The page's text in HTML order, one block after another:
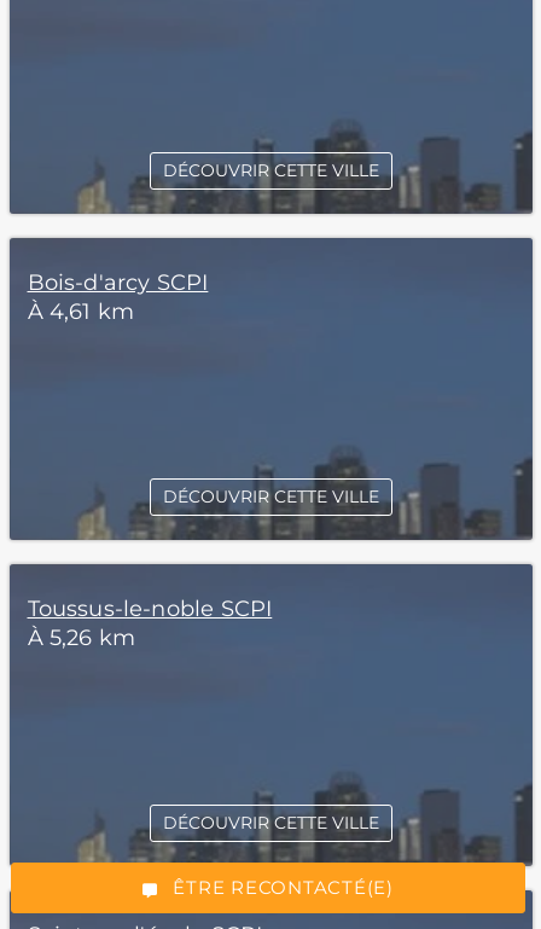
“Excellent”, 165 avis
ÊTRE RECONTACTÉ(E)
DÉCOUVRIR CETTE VILLE
Bois-d'arcy SCPI
À 4,61 km
DÉCOUVRIR CETTE VILLE
Toussus-le-noble SCPI
À 5,26 km
DÉCOUVRIR CETTE VILLE